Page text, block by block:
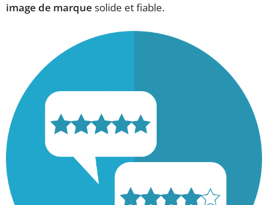
image de marque solide et fiable.